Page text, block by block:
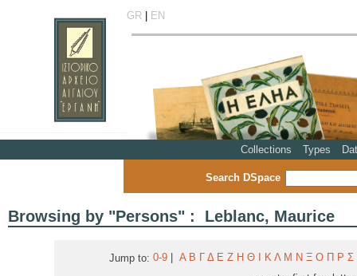
GR| EN
Collections Types
Search DSpace
Browsing by "Persons" : Leblanc, Maurice
Jump to: 0-9 Α Β Γ Δ Ε Ζ Η Θ Κ Λ Μ Ν Ξ Ο Π Ρ Σ